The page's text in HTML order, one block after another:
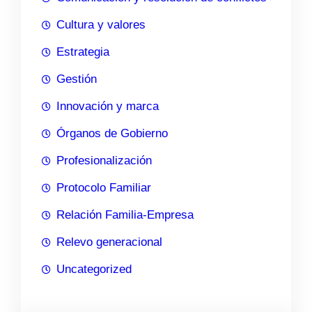
Cultura y valores
Estrategia
Gestión
Innovación y marca
Órganos de Gobierno
Profesionalización
Protocolo Familiar
Relación Familia-Empresa
Relevo generacional
Uncategorized